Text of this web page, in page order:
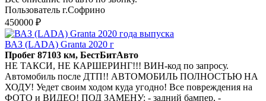
Пользователь г.Софрино
450000 ₽
ВАЗ (LADA) Granta 2020 г
Пробег 87103 км, БестБитАвто
НЕ ТАКСИ, НЕ КАРШЕРИНГ!!! ВИН-код по запросу.
Автомобиль после ДТП!! АВТОМОБИЛЬ ПОЛНОСТЬЮ НА
ХОДУ! Уедет своим ходом куда угодно! Все повреждения на
ФОТО и ВИДЕО! ПОД ЗАМЕНУ: - задний бампер, -